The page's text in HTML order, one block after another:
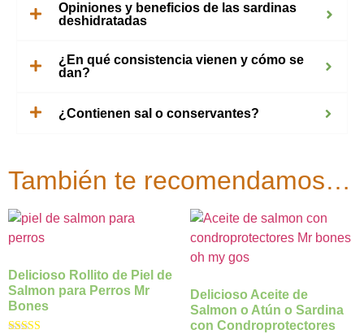
Opiniones y beneficios de las sardinas
deshidratadas
¿En qué consistencia vienen y cómo se
dan?
¿Contienen sal o conservantes?
También te recomendamos…
Delicioso Rollito de Piel de
Salmon para Perros Mr
Bones
Delicioso Aceite de
Salmon o Atún o Sardina
con Condroprotectores